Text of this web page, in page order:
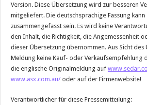
Version. Diese Übersetzung wird zur besseren
mitgeliefert. Die deutschsprachige Fassung
zusammengefasst sein. Es wird keine
den Inhalt, die Richtigkeit, die Angemessenheit
dieser Übersetzung übernommen. Aus Sicht des
Meldung keine Kauf- oder Verkaufsempfehlung
die englische Originalmeldung auf
www.asx.com.au/ oder auf der Firmenwebsite!
Verantwortlicher für diese Pressemitteilung: